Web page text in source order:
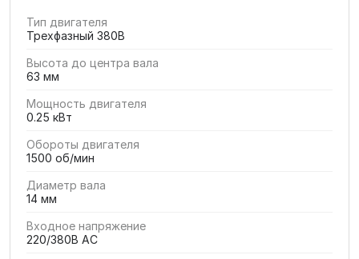
Тип двигателя
Трехфазный 380В
Высота до центра вала
63 мм
Мощность двигателя
0.25 кВт
Обороты двигателя
1500 об/мин
Диаметр вала
14 мм
Входное напряжение
220/380В AC